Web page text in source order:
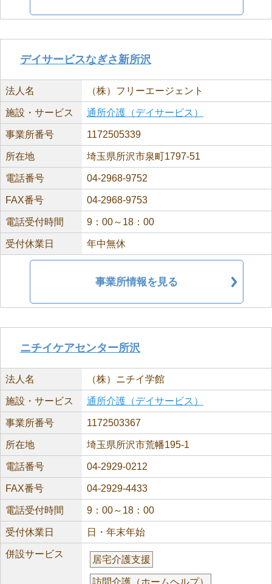
デイサービスなぎさ新所沢
法人名 （株）フリーエージェント
施設・サービス 通所介護（デイサービス）
事業所番号 1172505339
所在地 埼玉県所沢市泉町1797-51
電話番号 04-2968-9752
FAX番号 04-2968-9753
電話受付時間 9：00～18：00
受付休業日 年中無休
事業所情報を見る
ニチイケアセンター所沢
法人名 （株）ニチイ学館
施設・サービス 通所介護（デイサービス）
事業所番号 1172503367
所在地 埼玉県所沢市荒幡195-1
電話番号 04-2929-0212
FAX番号 04-2929-4433
電話受付時間 9：00～18：00
受付休業日 日・年末年始
併設サービス
居宅介護支援
訪問介護（ホームヘルプ）